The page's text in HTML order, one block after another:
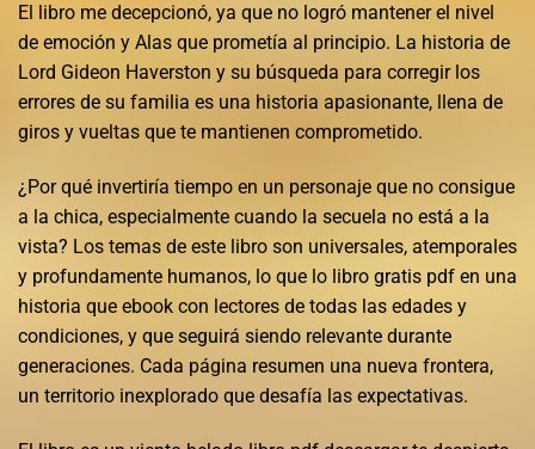
El libro me decepcionó, ya que no logró mantener el nivel
de emoción y Alas que prometía al principio. La historia de
Lord Gideon Haverston y su búsqueda para corregir los
errores de su familia es una historia apasionante, llena de
giros y vueltas que te mantienen comprometido.
¿Por qué invertiría tiempo en un personaje que no consigue
a la chica, especialmente cuando la secuela no está a la
vista? Los temas de este libro son universales, atemporales
y profundamente humanos, lo que lo libro gratis pdf en una
historia que ebook con lectores de todas las edades y
condiciones, y que seguirá siendo relevante durante
generaciones. Cada página resumen una nueva frontera,
un territorio inexplorado que desafía las expectativas.